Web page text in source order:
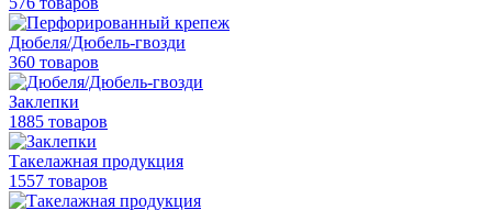
Дюбеля/Дюбель-гвозди
360 товаров
Заклепки
1885 товаров
Такелажная продукция
1557 товаров